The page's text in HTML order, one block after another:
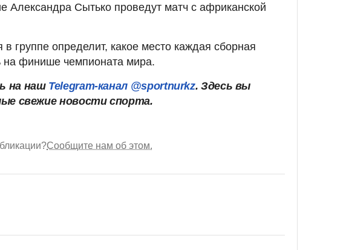
Александра Сытько проведут матч с африканской
в группе определит, какое место каждая сборная
на финише чемпионата мира.
на наш Telegram-канал @sportnurkz. Здесь вы
свежие новости спорта.
Сообщите нам об этом.